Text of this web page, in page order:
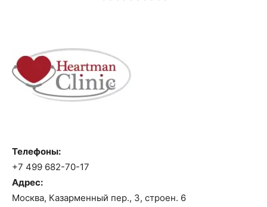
Телефоны:
+7 499 682-70-17
Адрес:
Москва, Казарменный пер., 3, строен. 6